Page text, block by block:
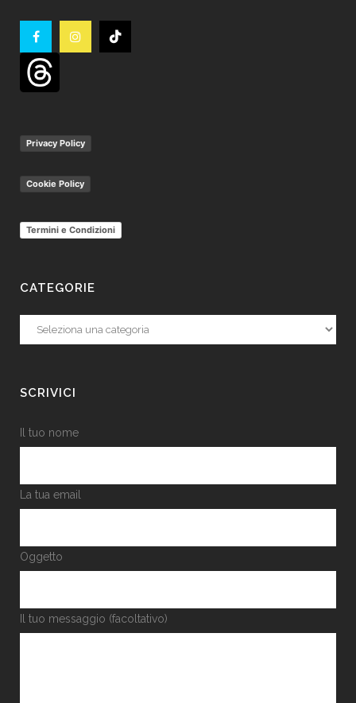
Privacy Policy
Cookie Policy
Termini e Condizioni
CATEGORIE
Categorie
SCRIVICI
Il tuo nome
La tua email
Oggetto
Il tuo messaggio (facoltativo)